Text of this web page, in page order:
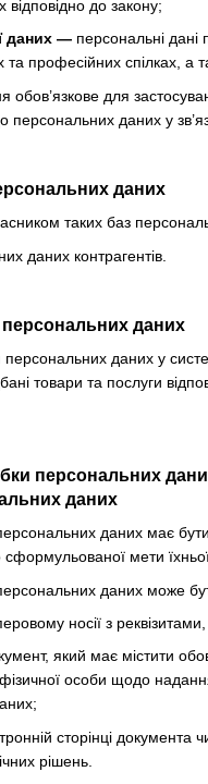
до закону;
даних — персональні дані
та професійних спілках,
для
даних у
даних
таких баз
даних контрагентів.
даних
даних у
товари та послуги
персональних
даних
даних має
сформульованої мети
даних може
носії з
який має містити
особи щодо
сторінці
рішень.